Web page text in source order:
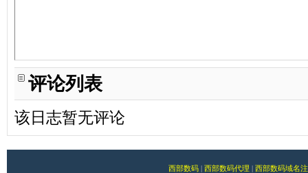
评论列表
该日志暂无评论
西部数码| 西部数码代理 | 西部数码域名